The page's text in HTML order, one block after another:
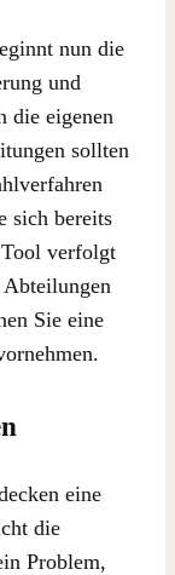
nun die
und
die eigenen
sollten
sich bereits
verfolgt
Sie eine
eine
die
Problem,